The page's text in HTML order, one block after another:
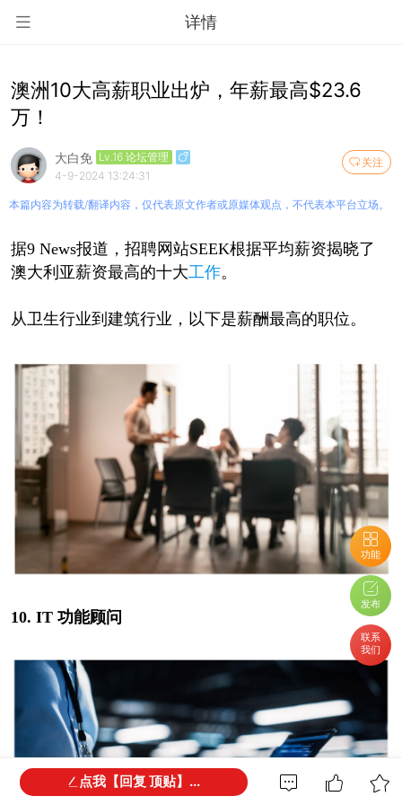
详情
功能
发布
联系
我们
澳洲10大高薪职业出炉，年薪最高$23.6
万！
关注
大白免 Lv.16 论坛管理
4-9-2024 13:24:31
本篇内容为转载/翻译内容，仅代表原文作者或原媒体观点，不代表本平台立场。
据9 News报道，招聘网站SEEK根据平均薪资揭晓了
澳大利亚薪资最高的十大工作。
从卫生行业到建筑行业，以下是薪酬最高的职位。
10. IT 功能顾问
点我【回复 顶贴】...